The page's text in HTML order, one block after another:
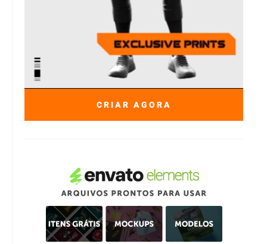
CRIAR AGORA